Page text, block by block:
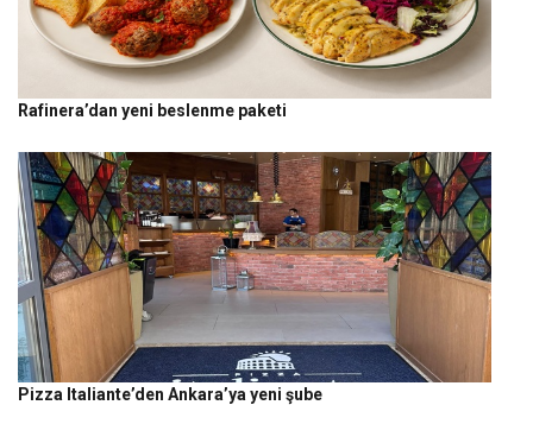
Rafinera’dan yeni beslenme paketi
Pizza Italiante’den Ankara’ya yeni şube